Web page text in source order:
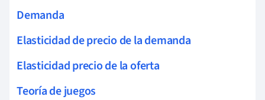
Demanda
Elasticidad de precio de la demanda
Elasticidad precio de la oferta
Teoría de juegos